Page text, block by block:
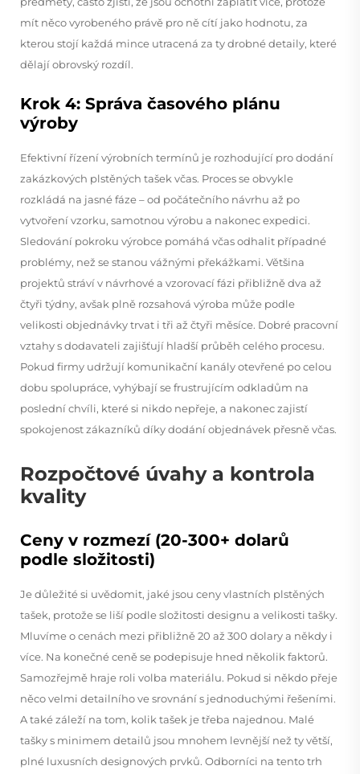
mít něco vyrobeného právě pro ně cítí jako hodnotu, za
kterou stojí každá mince utracená za ty drobné detaily, které
dělají obrovský rozdíl.
Krok 4: Správa časového plánu
výroby
Efektivní řízení výrobních termínů je rozhodující pro dodání
zakázkových plstěných tašek včas. Proces se obvykle
rozkládá na jasné fáze – od počátečního návrhu až po
vytvoření vzorku, samotnou výrobu a nakonec expedici.
Sledování pokroku výrobce pomáhá včas odhalit případné
problémy, než se stanou vážnými překážkami. Většina
projektů stráví v návrhové a vzorovací fázi přibližně dva až
čtyři týdny, avšak plně rozsahová výroba může podle
velikosti objednávky trvat i tři až čtyři měsíce. Dobré pracovní
vztahy s dodavateli zajišťují hladší průběh celého procesu.
Pokud firmy udržují komunikační kanály otevřené po celou
dobu spolupráce, vyhýbají se frustrujícím odkladům na
poslední chvíli, které si nikdo nepřeje, a nakonec zajistí
spokojenost zákazníků díky dodání objednávek přesně včas.
Rozpočtové úvahy a kontrola
kvality
Ceny v rozmezí (20-300+ dolarů
podle složitosti)
Je důležité si uvědomit, jaké jsou ceny vlastních plstěných
tašek, protože se liší podle složitosti designu a velikosti tašky.
Mluvíme o cenách mezi přibližně 20 až 300 dolary a někdy i
více. Na konečné ceně se podepisuje hned několik faktorů.
Samozřejmě hraje roli volba materiálu. Pokud si někdo přeje
něco velmi detailního ve srovnání s jednoduchými řešeními.
A také záleží na tom, kolik tašek je třeba najednou. Malé
tašky s minimem detailů jsou mnohem levnější než ty větší,
plné luxusních designových prvků. Odborníci na tento trh